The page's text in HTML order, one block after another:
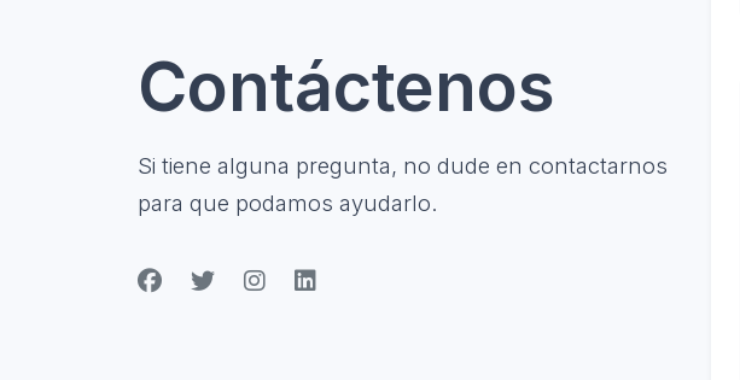
Contáctenos
Si tiene alguna pregunta, no dude en contactarnos
para que podamos ayudarlo.